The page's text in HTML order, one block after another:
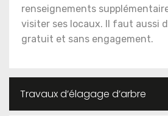
renseignements
visiter ses locaux. Il faut aussi
gratuit et sans engagement.
Travaux d’élagage d’arbre